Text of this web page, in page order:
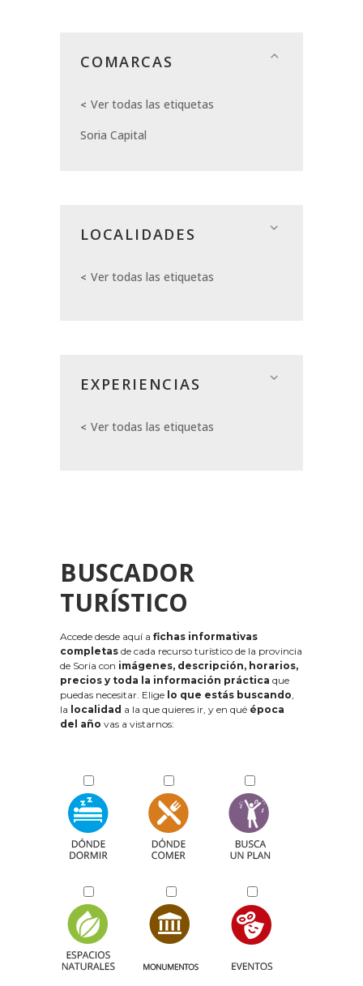
COMARCAS
Ver todas las etiquetas
Soria Capital
LOCALIDADES
Ver todas las etiquetas
EXPERIENCIAS
Ver todas las etiquetas
BUSCADOR
TURÍSTICO
Accede desde aquí a fichas informativas
completas de cada recurso turístico de la provincia
de Soria con imágenes, descripción, horarios,
precios y toda la información práctica que
puedas necesitar. Elige lo que estás buscando,
la localidad a la que quieres ir, y en qué época
del año vas a vistarnos: